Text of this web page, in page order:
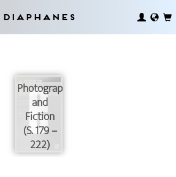
Diaphanes
Photography
and
Fiction
(S. 179 –
222)